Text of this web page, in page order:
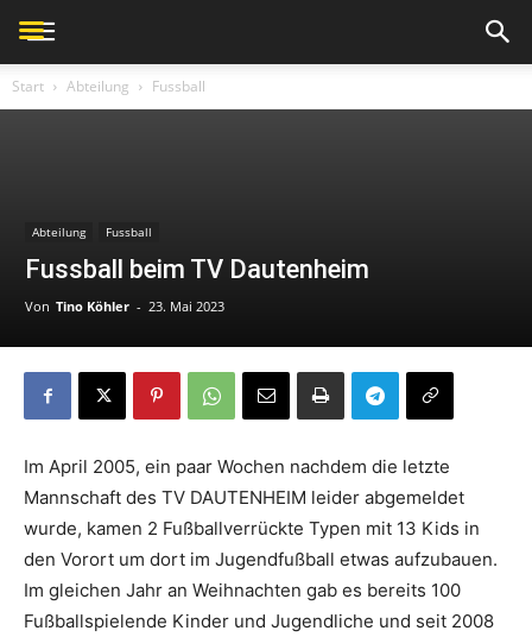
Start Abteilung Fussball
Abteilung Fussball
Fussball beim TV Dautenheim
Von Tino Köhler - 23. Mai 2023
Im April 2005, ein paar Wochen nachdem die letzte
Mannschaft des TV DAUTENHEIM leider abgemeldet
wurde, kamen 2 Fußballverrückte Typen mit 13 Kids in
den Vorort um dort im Jugendfußball etwas aufzubauen.
Im gleichen Jahr an Weihnachten gab es bereits 100
Fußballspielende Kinder und Jugendliche und seit 2008